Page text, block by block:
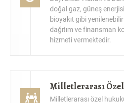
bioyakıt gibi
dağıtım ve finansman
hizmeti vermektedir.
Milletlerarası özel
ve yabancı unsur